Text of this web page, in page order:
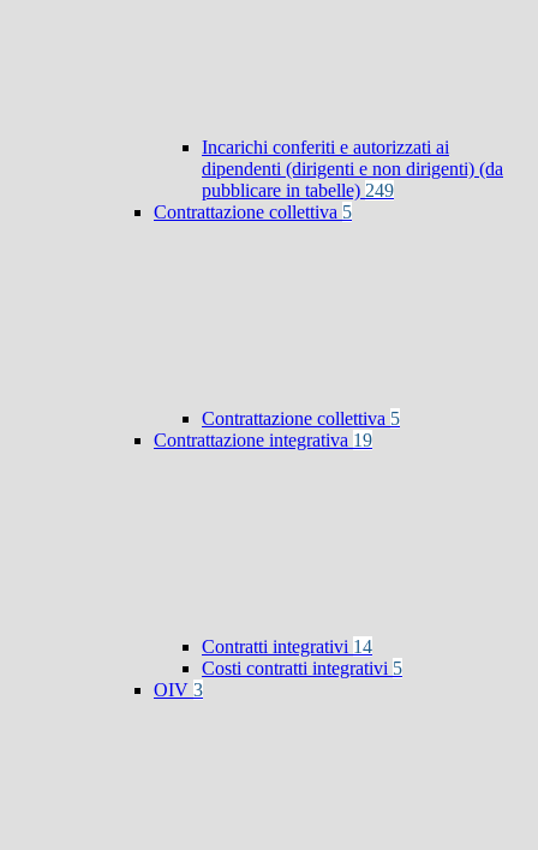
Incarichi conferiti e autorizzati ai
dipendenti (dirigenti e non dirigenti) (da
pubblicare in tabelle) 249
Contrattazione collettiva 5
Contrattazione collettiva 5
Contrattazione integrativa 19
Contratti integrativi 14
Costi contratti integrativi 5
OIV 3